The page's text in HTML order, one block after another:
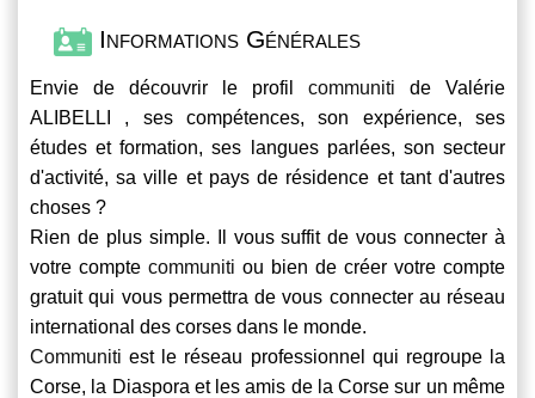
Informations Générales
Envie de découvrir le profil communiti de Valérie
ALIBELLI , ses compétences, son expérience, ses
études et formation, ses langues parlées, son secteur
d'activité, sa ville et pays de résidence et tant d'autres
choses ?
Rien de plus simple. Il vous suffit de vous connecter à
votre compte communiti ou bien de créer votre compte
gratuit qui vous permettra de vous connecter au réseau
international des corses dans le monde.
Communiti est le réseau professionnel qui regroupe la
Corse, la Diaspora et les amis de la Corse sur un même